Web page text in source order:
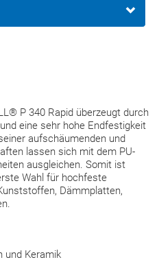
P 340 Rapid überzeugt durch
eine sehr hohe Endfestigkeit
aufschäumenden und
lassen sich mit dem PU-
ausgleichen. Somit ist
Wahl für hochfeste
Dämmplatten,
und Keramik